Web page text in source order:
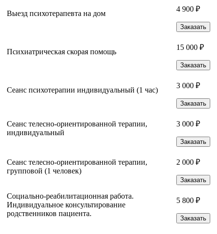
Выезд психотерапевта на дом
4 900 ₽
Заказать
Психиатрическая скорая помощь
15 000 ₽
Заказать
Сеанс психотерапии индивидуальный (1 час)
3 000 ₽
Заказать
Сеанс телесно-ориентированной терапии,
индивидуальный
3 000 ₽
Заказать
Сеанс телесно-ориентированной терапии,
групповой (1 человек)
2 000 ₽
Заказать
Социально-реабилитационная работа.
Индивидуальное консультирование
родственников пациента.
5 800 ₽
Заказать